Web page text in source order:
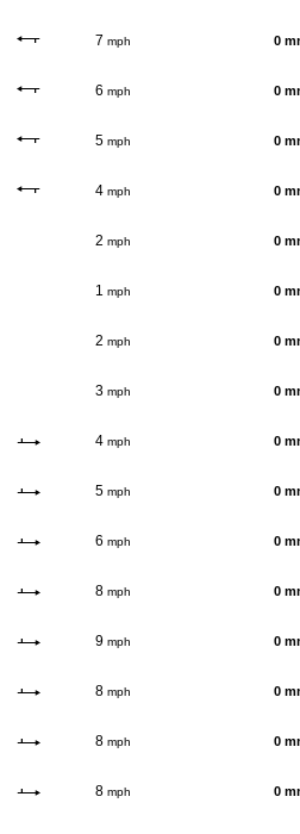
7 mph 0
6 mph 0
5 mph 0
4 mph 0
2 mph 0
1 mph 0
2 mph 0
3 mph 0
4 mph 0
5 mph 0
6 mph 0
8 mph 0
9 mph 0
8 mph 0
8 mph 0
8 mph 0